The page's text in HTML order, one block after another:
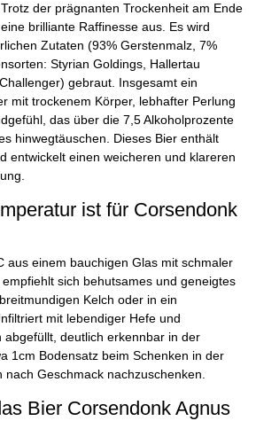
der prägnanten Trockenheit am Ende
brilliante Raffinesse aus. Es wird
Zutaten (93% Gerstenmalz, 7%
Styrian Goldings, Hallertau
gebraut. Insgesamt ein
mit trockenem Körper, lebhafter Perlung
das über die 7,5 Alkoholprozente
hinwegtäuschen. Dieses Bier enthält
entwickelt einen weicheren und klareren
ist für Corsendonk
aus einem bauchigen Glas mit schmaler
sich behutsames und geneigtes
Kelch oder in ein
mit lebendiger Hefe und
abgefüllt, deutlich erkennbar in der
1cm Bodensatz beim Schenken in der
nach Geschmack nachzuschenken.
Bier Corsendonk Agnus